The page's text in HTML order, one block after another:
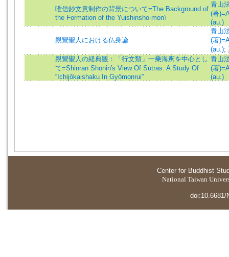
唯信鈔文意制作の背景について=The Background of
the Formation of the Yuishinsho-mon'i
青山
(著
(au.)
親鸞聖人における仏身論
青山
(著
(au.);
親鸞聖人の経典観：「行文類」一乗海釈を中心とし
て=Shinran Shōnin's View Of Sūtras: A Study Of
“Ichijōkaishaku In Gyōmonrui”
青山
(著
(au.)
Center for Buddhist
National Taiwan
doi:10.6681/